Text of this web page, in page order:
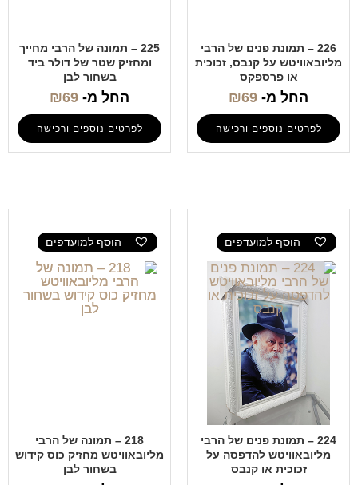
226 – תמונת פנים של הרבי
מליובאוויטש על קנבס, זכוכית
או פרספקס
החל מ- ₪69
לפרטים נוספים ורכישה
225 – תמונה של הרבי מחייך
ומחזיק שטר של דולר ביד
בשחור לבן
החל מ- ₪69
לפרטים נוספים ורכישה
הוסף למועדפים
224 – תמונת פנים של הרבי
מליובאוויטש להדפסה על
זכוכית או קנבס
הוסף למועדפים
218 – תמונה של הרבי
מליובאוויטש מחזיק כוס קידוש
בשחור לבן